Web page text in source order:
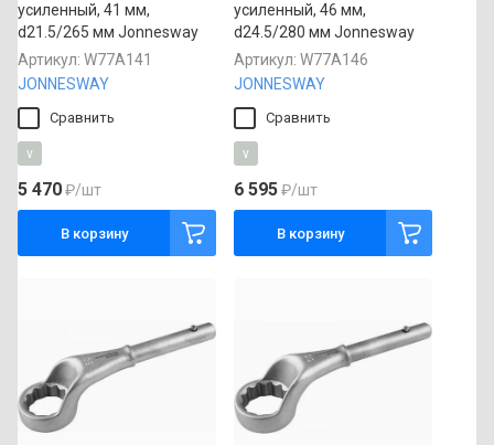
усиленный, 41 мм,
d21.5/265 мм Jonnesway
Артикул: W77A141
JONNESWAY
Сравнить
v
5 470₽/шт
В корзину
усиленный, 46 мм,
d24.5/280 мм Jonnesway
Артикул: W77A146
JONNESWAY
Сравнить
v
6 595₽/шт
В корзину